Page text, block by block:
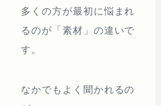
多くの方が最初に悩まれ
るのが「素材」の違いで
す。
なかでもよく聞かれるの